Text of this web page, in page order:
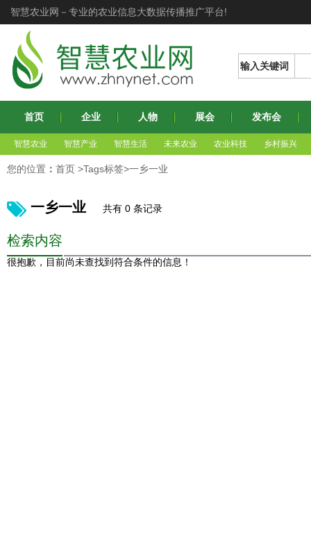
智慧农业网－专业的农业信息大数据传播推广平台!
输入关键词
首页 企业 人物 展会 发布会
智慧农业 智慧产业 智慧生活 未来农业 农业科技 乡村振兴
您的位置 ： 首页 >Tags标签>一乡一业
一乡一业 共有 0 条记录
检索内容
很抱歉，目前尚未查找到符合条件的信息！